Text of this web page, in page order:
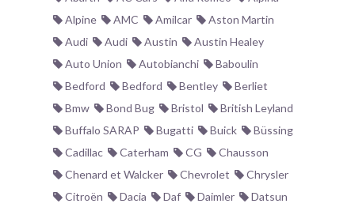
Alpine
AMC Amilcar
Aston Martin
Audi
Audi Austin
Austin Healey
Auto Union
Autobianchi
Baboulin
Bedford
Bedford Bentley
Berliet
Bmw
Bond Bug Bristol
British Leyland
Buffalo SARAP
Bugatti Buick
Büssing
Cadillac
Caterham CG
Chausson
Chenard et Walcker
Chevrolet
Chrysler
Citroën
Dacia Daf Daimler
Datsun